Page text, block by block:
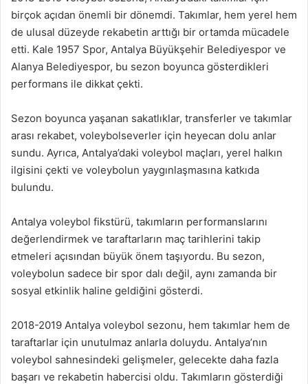
birçok açıdan önemli bir dönemdi. Takımlar, hem yerel hem
de ulusal düzeyde rekabetin arttığı bir ortamda mücadele
etti. Kale 1957 Spor, Antalya Büyükşehir Belediyespor ve
Alanya Belediyespor, bu sezon boyunca gösterdikleri
performans ile dikkat çekti.
Sezon boyunca yaşanan sakatlıklar, transferler ve takımlar
arası rekabet, voleybolseverler için heyecan dolu anlar
sundu. Ayrıca, Antalya’daki voleybol maçları, yerel halkın
ilgisini çekti ve voleybolun yaygınlaşmasına katkıda
bulundu.
Antalya voleybol fikstürü, takımların performanslarını
değerlendirmek ve taraftarların maç tarihlerini takip
etmeleri açısından büyük önem taşıyordu. Bu sezon,
voleybolun sadece bir spor dalı değil, aynı zamanda bir
sosyal etkinlik haline geldiğini gösterdi.
2018-2019 Antalya voleybol sezonu, hem takımlar hem de
taraftarlar için unutulmaz anlarla doluydu. Antalya’nın
voleybol sahnesindeki gelişmeler, gelecekte daha fazla
başarı ve rekabetin habercisi oldu. Takımların gösterdiği